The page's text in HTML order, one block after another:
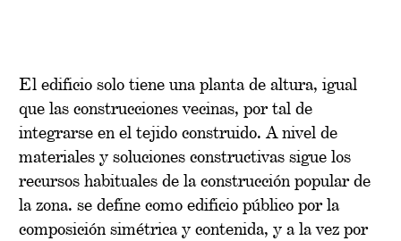
El edificio solo tiene una planta de altura, igual
que las construcciones vecinas, por tal de
integrarse en el tejido construido. A nivel de
materiales y soluciones constructivas sigue los
recursos habituales de la construcción popular de
la zona. se define como edificio público por la
composición simétrica y contenida, y a la vez por